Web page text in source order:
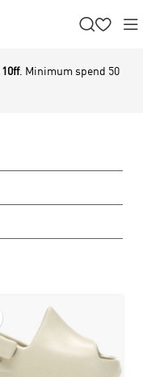
10ff. Minimum spend 50